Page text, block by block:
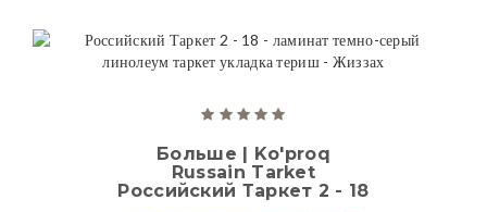
Больше | Ko'proq
Russain Tarket
Российский Таркет 2 - 18